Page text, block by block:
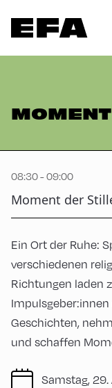
08:30 - 09:00
Moment der
Samstag,
Ein Ort der Ruhe:
verschiedenen
Richtungen laden
Geschichten,
und schaffen